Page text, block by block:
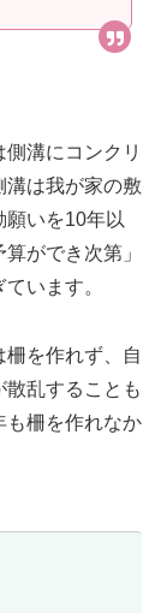
側溝にコンクリ
溝は我が家の敷
いを10年以
ができ次第」
います。
を作れず、自
乱することも
も柵を作れなか